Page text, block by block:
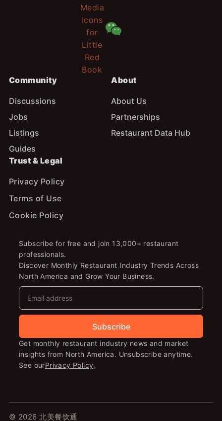
Community
Discussions
Jobs
Listings
Guides
About
About Us
Partnerships
Restaurant Data Hub
Trust & Legal
Privacy Policy
Terms of Use
Cookie Policy
Subscribe for free and join 13,000+ restaurant
professionals.
Discover Monthly Restaurant Industry Trends Across
North America and Grow Your Business.
Subscribe
Get monthly restaurant industry news and market
insights from North America. Unsubscribe anytime.
See ourPrivacy Policy。
© 2026 北美餐饮通